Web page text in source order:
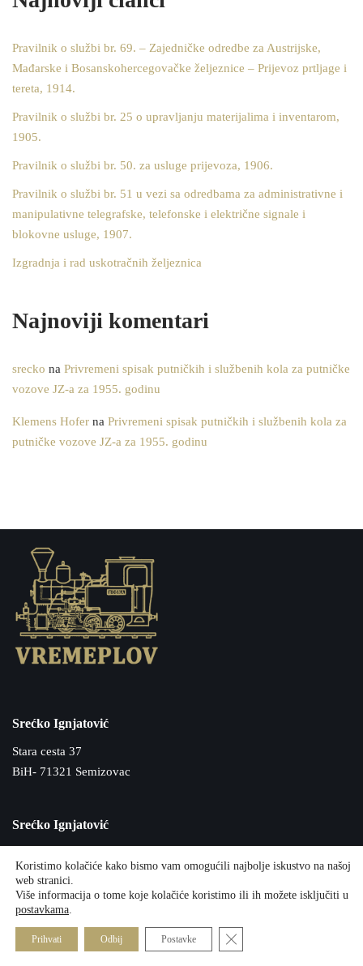
Pravilnik o službi br. 69. – Zajedničke odredbe za Austrijske,
Mađarske i Bosanskohercegovačke željeznice – Prijevoz prtljage i
tereta, 1914.
Pravilnik o službi br. 25 o upravljanju materijalima i inventarom,
1905.
Pravilnik o službi br. 50. za usluge prijevoza, 1906.
Pravilnik o službi br. 51 u vezi sa odredbama za administrativne i
manipulativne telegrafske, telefonske i električne signale i
blokovne usluge, 1907.
Izgradnja i rad uskotračnih željeznica
Najnoviji komentari
srecko na Privremeni spisak putničkih i službenih kola za putničke
vozove JZ-a za 1955. godinu
Klemens Hofer na Privremeni spisak putničkih i službenih kola za
putničke vozove JZ-a za 1955. godinu
Srećko Ignjatović
Stara cesta 37
BiH- 71321 Semizovac
Srećko Ignjatović
BiH- 71321 Semizovac
Srećko Ignjatović
Stara cesta 37
Koristimo kolačiće kako bismo vam omogućili najbolje iskustvo na našoj
web stranici.
Više informacija o tome koje kolačiće koristimo ili ih možete isključiti u
postavkama
Prihvati Odbij Postavke Close GDPR Cookie Banner